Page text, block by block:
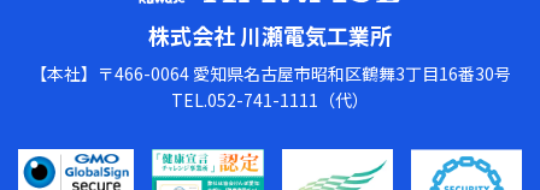
株式会社 川瀬電気工業所
【本社】〒466-0064 愛知県名古屋市昭和区鶴舞3丁目16番30号
TEL.052-741-1111（代）